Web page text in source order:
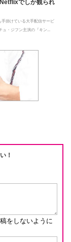
でしか観られ
掛けている大手配信サービ
・ジフン主演の『キン...
！